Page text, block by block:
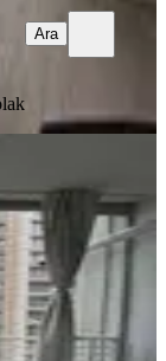
Ara